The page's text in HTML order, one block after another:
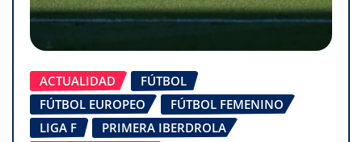
ACTUALIDAD
FÚTBOL
FÚTBOL EUROPEO
FÚTBOL FEMENINO
LIGA F
PRIMERA IBERDROLA